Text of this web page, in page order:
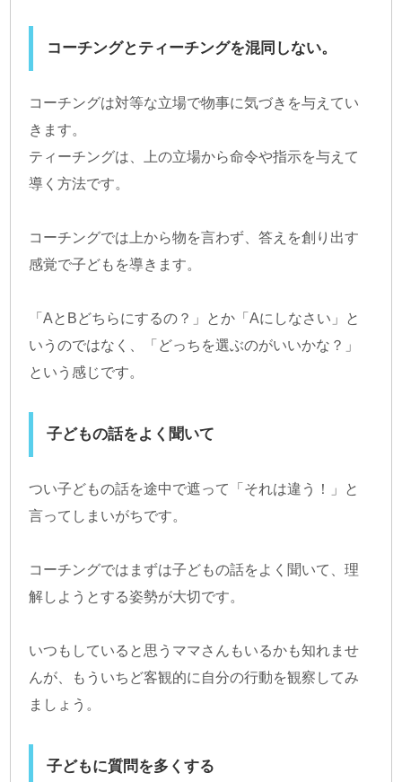
コーチングとティーチングを混同しない。
コーチングは対等な立場で物事に気づきを与えてい
きます。
ティーチングは、上の立場から命令や指示を与えて
導く方法です。
コーチングでは上から物を言わず、答えを創り出す
感覚で子どもを導きます。
「AとBどちらにするの？」とか「Aにしなさい」と
いうのではなく、「どっちを選ぶのがいいかな？」
という感じです。
子どもの話をよく聞いて
つい子どもの話を途中で遮って「それは違う！」と
言ってしまいがちです。
コーチングではまずは子どもの話をよく聞いて、理
解しようとする姿勢が大切です。
いつもしていると思うママさんもいるかも知れませ
んが、もういちど客観的に自分の行動を観察してみ
ましょう。
子どもに質問を多くする